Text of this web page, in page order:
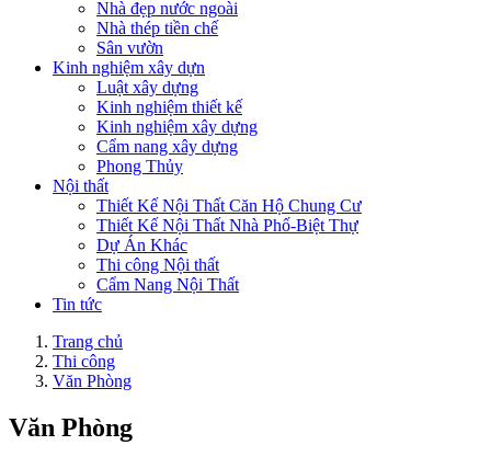
Nhà đẹp nước ngoài
Nhà thép tiền chế
Sân vườn
Kinh nghiệm xây dựn
Luật xây dựng
Kinh nghiệm thiết kế
Kinh nghiệm xây dựng
Cẩm nang xây dựng
Phong Thủy
Nội thất
Thiết Kế Nội Thất Căn Hộ Chung Cư
Thiết Kế Nội Thất Nhà Phố-Biệt Thự
Dự Án Khác
Thi công Nội thất
Cẩm Nang Nội Thất
Tin tức
Trang chủ
Thi công
Văn Phòng
Văn Phòng